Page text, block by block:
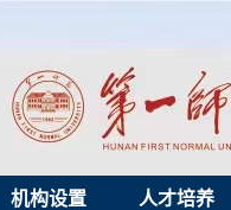
机构设置 人才培养